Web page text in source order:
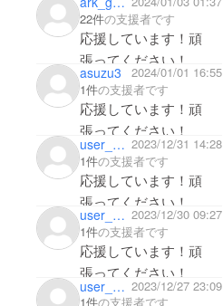
22件の支援者です
応援しています！頑
張ってください！
asuzu3
2024/01/01 16:55
1件の支援者です
応援しています！頑
張ってください！
user_36a728d84064 2023/12/31 14:28
1件の支援者です
応援しています！頑
張ってください！
user_395dc74e49b4 2023/12/30 09:27
1件の支援者です
応援しています！頑
張ってください！
user_6fcb8b1552b4 2023/12/27 23:09
1件の支援者です